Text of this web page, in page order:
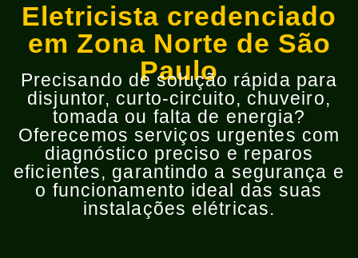
Eletricista credenciado
em Zona Norte de São
Paulo
Precisando de solução rápida para
disjuntor, curto-circuito, chuveiro,
tomada ou falta de energia?
Oferecemos serviços urgentes com
diagnóstico preciso e reparos
eficientes, garantindo a segurança e
o funcionamento ideal das suas
instalações elétricas.